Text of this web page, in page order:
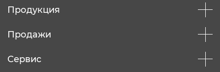
Продукция
Продажи
Сервис